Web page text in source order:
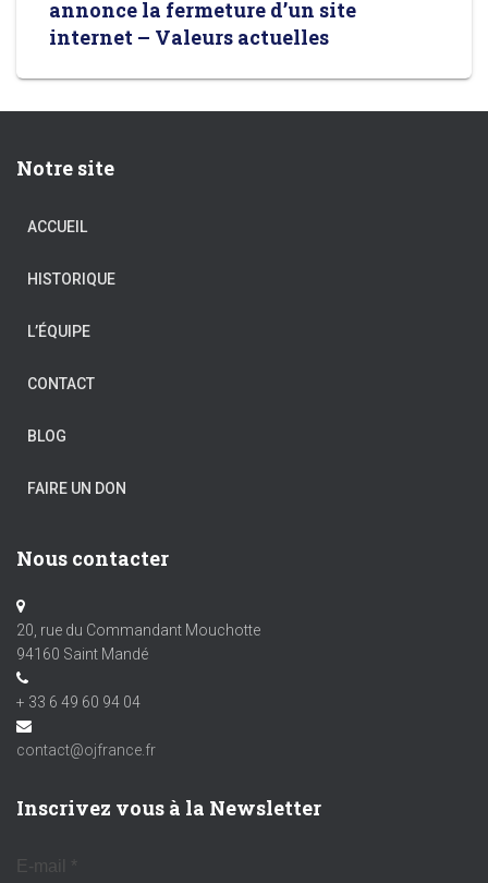
annonce la fermeture d’un site
internet – Valeurs actuelles
Notre site
ACCUEIL
HISTORIQUE
L’ÉQUIPE
CONTACT
BLOG
FAIRE UN DON
Nous contacter
20, rue du Commandant Mouchotte
94160 Saint Mandé
+ 33 6 49 60 94 04
contact@ojfrance.fr
Inscrivez vous à la Newsletter
E-mail *